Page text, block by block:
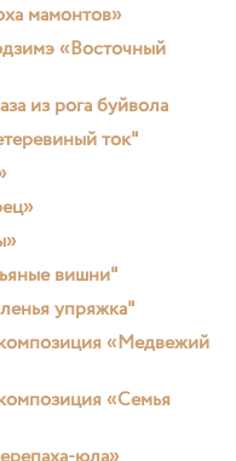
мамонтов»
«Восточный
из рога буйвола
ток"
вишни"
упряжка"
«Медвежий
«Семья